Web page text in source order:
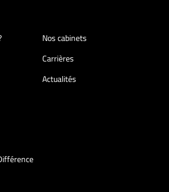
Nos cabinets
Carrières
Actualités